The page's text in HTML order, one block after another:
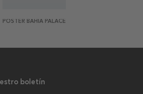
POSTER BAHIA PALACE
boletín